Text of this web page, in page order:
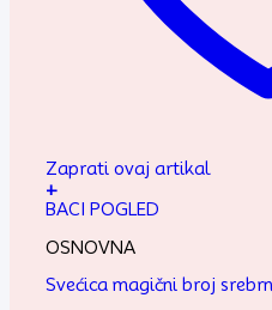
Zaprati ovaj artikal
+
BACI POGLED
OSNOVNA
Svećica magični broj